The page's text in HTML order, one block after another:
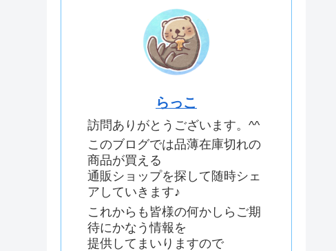
らっこ
訪問ありがとうございます。^^
このブログでは品薄在庫切れの
商品が買える
通販ショップを探して随時シェ
アしていきます♪
これからも皆様の何かしらご期
待にかなう情報を
提供してまいりますので